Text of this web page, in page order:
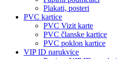
Plakati, posteri
PVC kartice
PVC Vizit karte
PVC članske kartice
PVC poklon kartice
VIP ID narukvice